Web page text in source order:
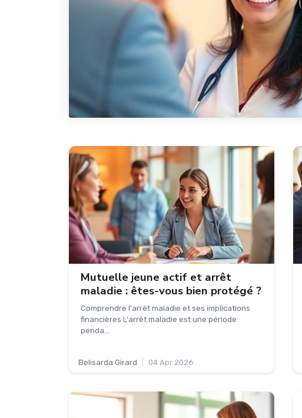
Mutuelle jeune actif et arrêt
maladie : êtes-vous bien protégé ?
Comprendre l'arrêt maladie et ses implications
financières L'arrêt maladie est une période
penda...
Belisarda Girard 04 Apr 2026